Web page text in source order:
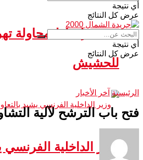
سبتة.. إحباط محاولة
للحشيش
وزير الداخلية الفرنسي
أي نتيجة
عرض كل النتائج
أي نتيجة
عرض كل النتائج
الرئيسية آخر الأخبار
فتح باب الترشح لآلية